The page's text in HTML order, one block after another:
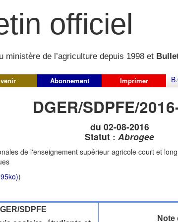
officiel
ministère de l’agriculture depuis 1998 et
Abonnement Imprimer
DGER/SDPFE/
du 02-08-2016
Statut : Abrogee
de l'enseignement supérieur agricole court et
)
SDPFE
Note